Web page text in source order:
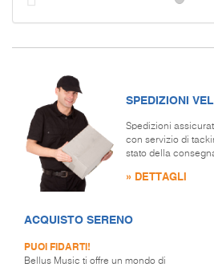
SPEDIZIONI
Spedizioni
con servizio di
stato della
» DETTAGLI
ACQUISTO SERENO
PUOI FIDARTI!
Bellus Music ti offre un mondo di